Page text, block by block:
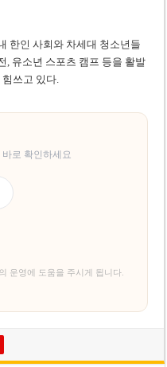
한인 사회와 차세대 청소년들
, 유소년 스포츠 캠프 등을 활발
쓰고 있다.
로 확인하세요
운영에 도움을 주시게 됩니다.